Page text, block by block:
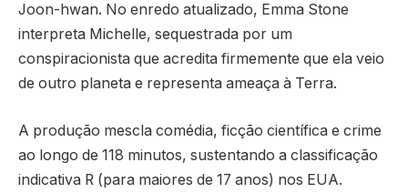
Joon-hwan. No enredo atualizado, Emma Stone
interpreta Michelle, sequestrada por um
conspiracionista que acredita firmemente que ela veio
de outro planeta e representa ameaça à Terra.
A produção mescla comédia, ficção científica e crime
ao longo de 118 minutos, sustentando a classificação
indicativa R (para maiores de 17 anos) nos EUA.